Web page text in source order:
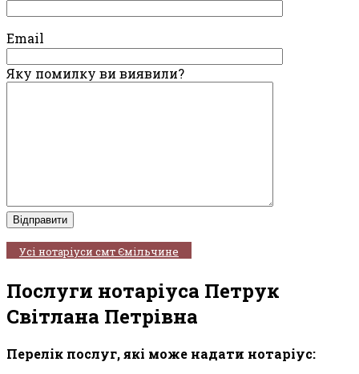
Email
Яку помилку ви виявили?
Усі нотаріуси смт Ємільчине
Послуги нотаріуса Петрук
Світлана Петрівна
Перелік послуг, які може надати нотаріус: